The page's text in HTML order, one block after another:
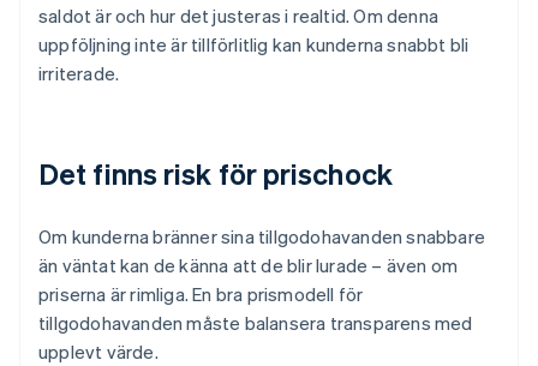
saldot är och hur det justeras i realtid. Om denna
uppföljning inte är tillförlitlig kan kunderna snabbt bli
irriterade.
Det finns risk för prischock
Om kunderna bränner sina tillgodohavanden snabbare
än väntat kan de känna att de blir lurade – även om
priserna är rimliga. En bra prismodell för
tillgodohavanden måste balansera transparens med
upplevt värde.
Australien
English